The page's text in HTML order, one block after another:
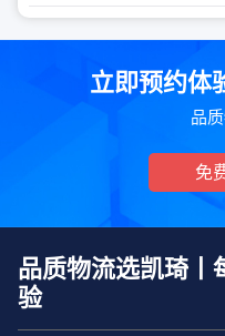
立即预约体
品
免
品质物流选凯琦丨
验